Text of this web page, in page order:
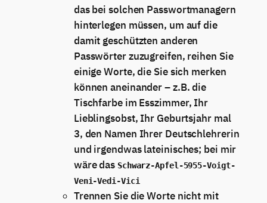
das bei solchen Passwortmanagern
hinterlegen müssen, um auf die
damit geschützten anderen
Passwörter zuzugreifen, reihen Sie
einige Worte, die Sie sich merken
können aneinander – z.B. die
Tischfarbe im Esszimmer, Ihr
Lieblingsobst, Ihr Geburtsjahr mal
3, den Namen Ihrer Deutschlehrerin
und irgendwas lateinisches; bei mir
wäre das Schwarz-Apfel-5955-Voigt-
Veni-Vedi-Vici
Trennen Sie die Worte nicht mit